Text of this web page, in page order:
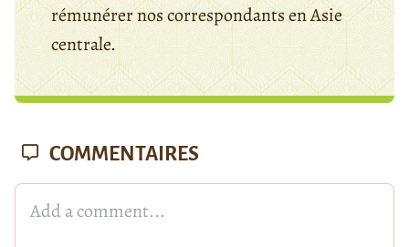
rémunérer nos correspondants en Asie
centrale.
COMMENTAIRES